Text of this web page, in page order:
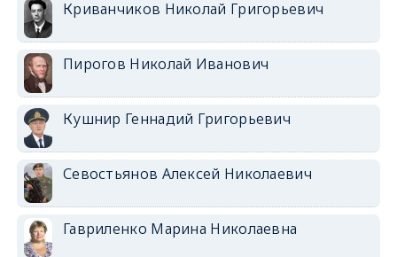
Криванчиков Николай Григорьевич
Пирогов Николай Иванович
Кушнир Геннадий Григорьевич
Севостьянов Алексей Николаевич
Гавриленко Марина Николаевна